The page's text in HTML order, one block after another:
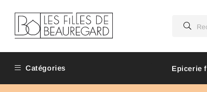
Catégories Epicerie